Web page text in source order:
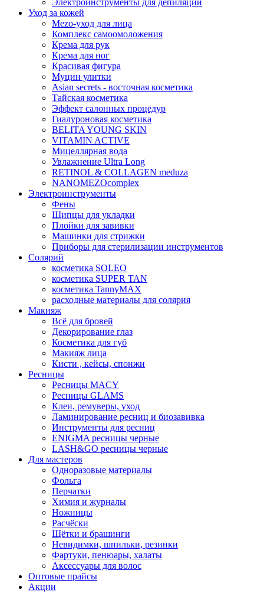
Электроинструменты для депиляции
Уход за кожей
Mezo-уход для лица
Комплекс самоомоложения
Крема для рук
Крема для ног
Красивая фигура
Муцин улитки
Asian seсrets - восточная косметика
Тайская косметика
Эффект салонных процедур
Гиалуроновая косметика
BELITA YOUNG SKIN
VITAMIN ACTIVE
Мицеллярная вода
Увлажнение Ultra Long
RETINOL & COLLAGEN meduza
NANOMEZOcomplex
Электроинструменты
Фены
Щипцы для укладки
Плойки для завивки
Машинки для стрижки
Приборы для стерилизации инструментов
Солярий
косметика SOLEO
косметика SUPER TAN
косметика TannyMAX
расходные материалы для солярия
Макияж
Всё для бровей
Декорирование глаз
Косметика для губ
Макияж лица
Кисти , кейсы, спонжи
Ресницы
Ресницы MACY
Ресницы GLAMS
Клеи, ремуверы, уход
Ламинирование ресниц и биозавивка
Инструменты для ресниц
ENIGMA ресницы черные
LASH&GO ресницы черные
Для мастеров
Одноразовые материалы
Фольга
Перчатки
Химия и журналы
Ножницы
Расчёски
Щётки и брашинги
Невидимки, шпильки, резинки
Фартуки, пенюары, халаты
Аксессуары для волос
Оптовые прайсы
Акции